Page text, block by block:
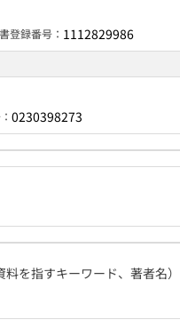
登録番号： 1112829986
0230398273
を指すキーワード、著者名）